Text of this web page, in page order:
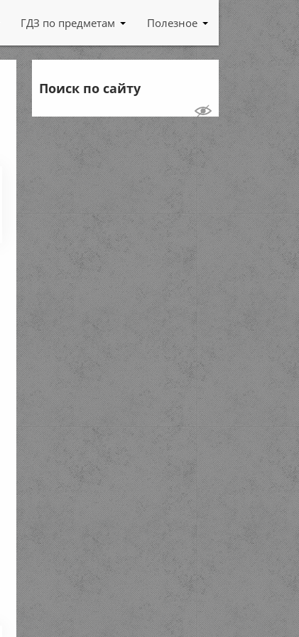
ГДЗ по предметам Полезное
Поиск по сайту